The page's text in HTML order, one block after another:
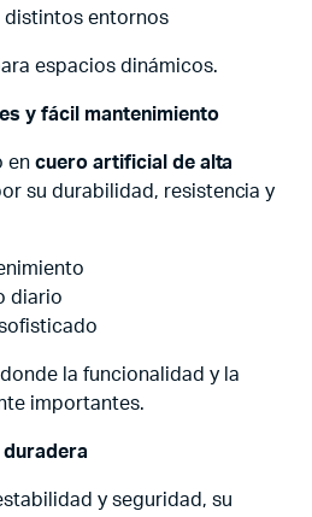
entornos
espacios dinámicos.
y fácil mantenimiento
encuero artificial de alta
su durabilidad, resistencia y
diario
la funcionalidad y la
importantes.
y seguridad, su